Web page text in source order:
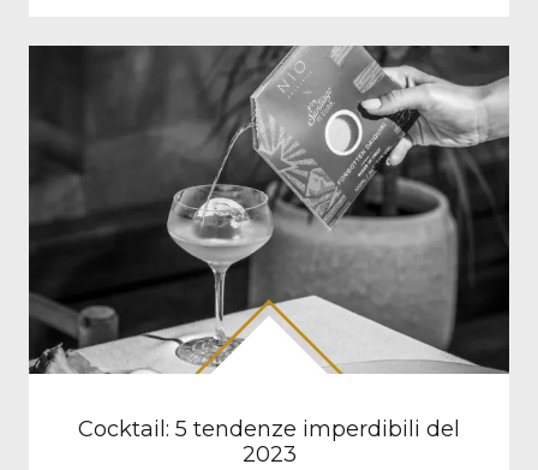
Cocktail: 5 tendenze imperdibili del
2023